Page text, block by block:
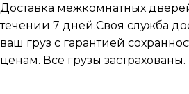
Доставка межкомнатных
течении 7 дней.Своя служба
ваш груз с гарантией
ценам. Все грузы застрахованы.